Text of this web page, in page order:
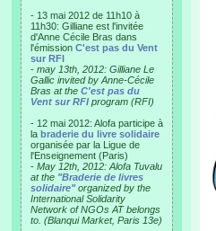
- 13 mai 2012 de 11h10 à
11h30: Gilliane est l'invitée
d'Anne Cécile Bras dans
l'émission C'est pas du Vent
sur RFI
- may 13th, 2012: Gilliane Le
Gallic invited by Anne-Cécile
Bras at the C'est pas du
Vent sur RFI program (RFI)
- 12 mai 2012: Alofa participe à
la braderie du livre solidaire
organisée par la Ligue de
l'Enseignement (Paris)
- May 12th, 2012: Alofa Tuvalu
at the "Braderie de livres
solidaire"organized by the
International Solidarity
Network of NGOs AT belongs
to. (Blanqui Market, Paris 13e)